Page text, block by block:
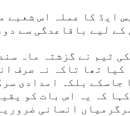
ایڈ کا عملہ اس شعبے
لیے باقاعدگی سے
ٹیم نے گزشتہ ماہ
کیا تھا تاکہ نہ صرف
جاسکے بلکہ امدادی
کہ یہ اس بات کو
انسانی